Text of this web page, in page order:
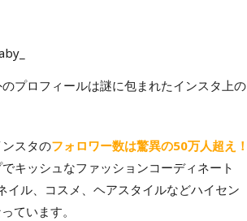
プロフィールは謎に包まれたインスタ上の
スタのフォロワー数は驚異の50万人超え！
キッシュなファッションコーディネート
ル、コスメ、ヘアスタイルなどハイセン
ています。